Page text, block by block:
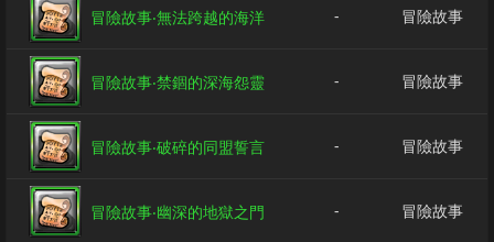
冒險故事‧無法跨越的海洋 - 冒險故事
冒險故事‧禁錮的深海怨靈 - 冒險故事
冒險故事‧破碎的同盟誓言 - 冒險故事
冒險故事‧幽深的地獄之門 - 冒險故事